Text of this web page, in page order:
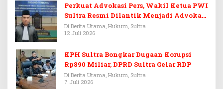
Perkuat Advokasi Pers, Wakil Ketua PWI
Sultra Resmi Dilantik Menjadi Advokat
PERADI
Di Berita Utama, Hukum, Sultra
12 Juli 2026
KPH Sultra Bongkar Dugaan Korupsi
Rp890 Miliar, DPRD Sultra Gelar RDP
Di Berita Utama, Hukum, Sultra
7 Juli 2026